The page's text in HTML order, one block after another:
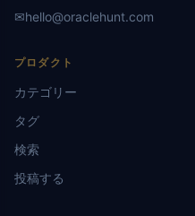
✉hello@oraclehunt.com
プロダクト
カテゴリー
タグ
検索
投稿する